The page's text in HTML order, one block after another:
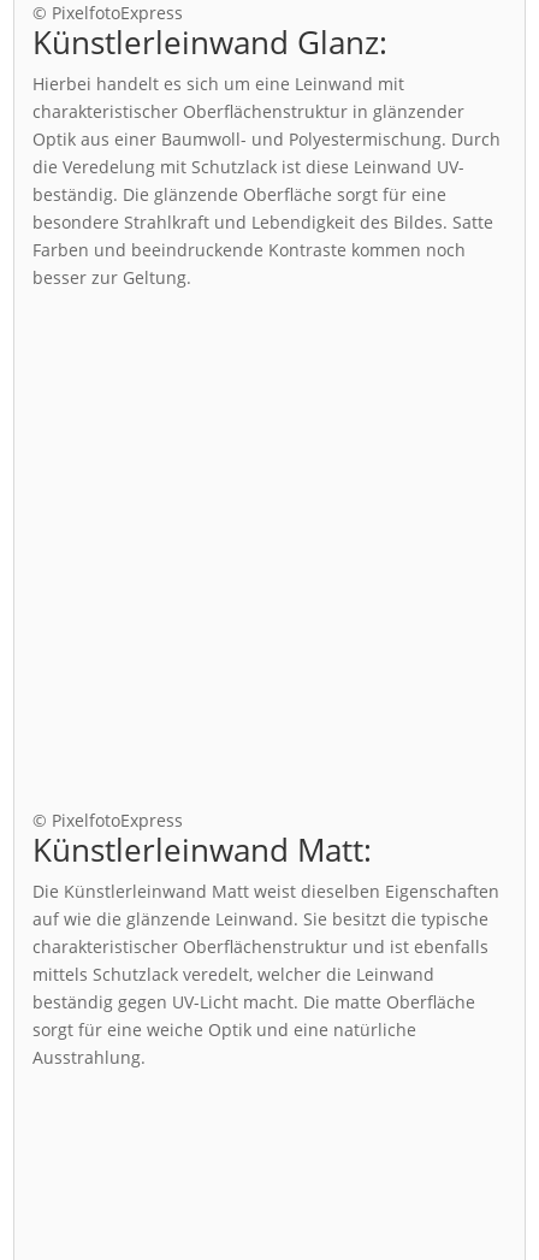
© PixelfotoExpress
Künstlerleinwand Glanz:
Hierbei handelt es sich um eine Leinwand mit
charakteristischer Oberflächenstruktur in glänzender
Optik aus einer Baumwoll- und Polyestermischung. Durch
die Veredelung mit Schutzlack ist diese Leinwand UV-
beständig. Die glänzende Oberfläche sorgt für eine
besondere Strahlkraft und Lebendigkeit des Bildes. Satte
Farben und beeindruckende Kontraste kommen noch
besser zur Geltung.
© PixelfotoExpress
Künstlerleinwand Matt:
Die Künstlerleinwand Matt weist dieselben Eigenschaften
auf wie die glänzende Leinwand. Sie besitzt die typische
charakteristischer Oberflächenstruktur und ist ebenfalls
mittels Schutzlack veredelt, welcher die Leinwand
beständig gegen UV-Licht macht. Die matte Oberfläche
sorgt für eine weiche Optik und eine natürliche
Ausstrahlung.